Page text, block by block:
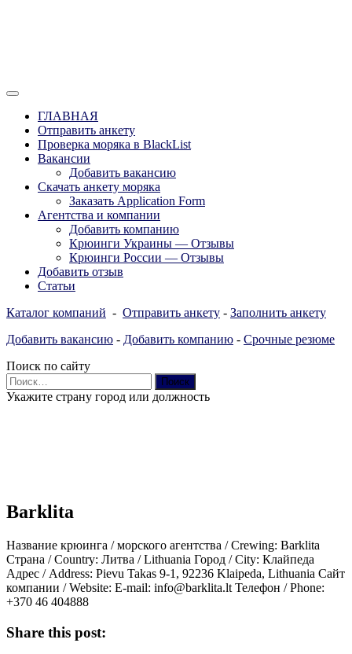
Рассылка
Вакансии для моряков. Работа для
моряков в море. Каталог крюинговых
компаний и морских агентств
Украины, России, Европы и Всего
мира. Отзывы, Контакты, Работа,
Вакансии для моряков. Рассылка
апликашки CV application form
ГЛАВНАЯ
Отправить анкету
Проверка моряка в BlackList
Вакансии
Добавить вакансию
Скачать анкету моряка
Заказать Application Form
Агентства и компании
Добавить компанию
Крюинги Украины — Отзывы
Крюинги России — Отзывы
Добавить отзыв
Статьи
Каталог компаний - Отправить анкету - Заполнить анкету
Добавить вакансию - Добавить компанию - Срочные резюме
Поиск по сайту
Найти:
Укажите страну город или должность
Barklita
Название крюинга / морского агентства / Crewing: Barklita
Страна / Country: Литва / Lithuania Город / City: Клайпеда
Адрес / Address: Pievu Takas 9-1, 92236 Klaipeda, Lithuania Сайт
компании / Website: E-mail: info@barklita.lt Телефон / Phone:
+370 46 404888
Share this post: